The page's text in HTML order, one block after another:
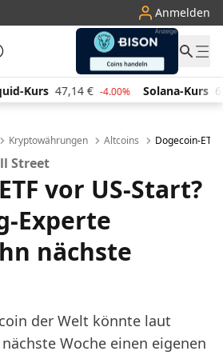
Anmelden
-4.00% Solana-Kurs 65,15 € 2.80%
Kryptowährungen Altcoins Dogecoin-
Street
vor US-Start?
Experte
nächste
der Welt könnte laut
Woche einen eigenen